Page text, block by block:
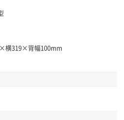
横319×背幅100mm